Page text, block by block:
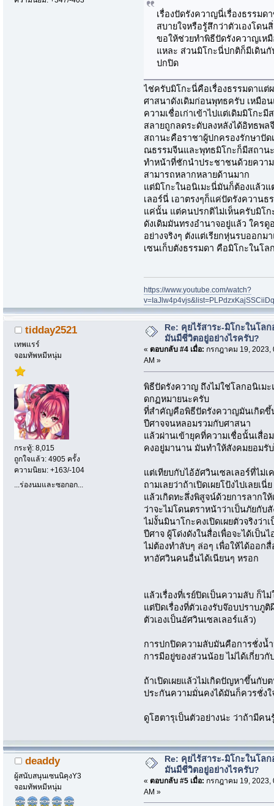
เรื่องปัดรังควาญนี่เรื่องธรรม
สบายใจหรือรู้สึกว่าตัวเองโดน
ขอให้ช่วยทำพิธีปัดรังควาญเห
แหละ ส่วนมิโกะนี่ปกติก็มีเดินกั
ปกปิด
ไช่ครับมิโกะนี่คือเรื่องธรรมดาแ
ศาสนาดังเดิมก่อนพุทธครับ เหมือ
ความเชื่อเก่าเข้าไปแต่เดิมมิโกะ
สลายถูกลดระดับลงหลังได้อิทธพ
สถานะคือราชาผู้ปกครองรักษาปัด
ณธรรมจีนและพุทธมิโกะก็มีสถาน
ทำหน้าที่ชักนำประชาชนด้วยควา
สามารถหลากหลายด้านมาก
แต่มิโกะในอนิเมะนี่มันก็ต้องแล้วแ
เลอร์นี่ เอาตรงๆก็แค่ปัดรังควานธ
แค่นั้น แต่คนปรกติไม่เห็นครับมิโก
ดังเดิมมันทรงอำนาจอยู่แล้ว ใคร
อย่างจริงๆ ตังแต่เรียกหุ่นรบออกม
เซนเก็บตังธรรมดา คือมิโกะในโ
https://www.youtube.com/watch?
tidday2521
เทพแรร์
จอมทัพหมีหนุ่ม
กระทู้: 8,015
ถูกใจแล้ว: 4905 ครั้ง
ความนิยม: +163/-104
...ร่องนมและซอกอก...
Re: คุยไร้สาระ-มิโกะในโลก
มันมีชีวิตอยู่อย่างไรครับ?
« ตอบกลับ #4 เมื่อ: กรกฎาคม 19, 2023,
AM »
พิธีปัดรังควาญ ถึงไม่ใช่โลกอนิเม
ดกฏหมายนะครับ
ที่สำคัญคือพิธีปัดรังควาญมันเกิดขึ้
ปีศาจจนหลอมรวมกับศาสนา
แล้วผ่านเข้ายุคที่ความเชื่อนั้นเสื่
คงอยู่มานาน มันทำให้สังคมยอมรั
แต่เทียบกับไอ้อัศวินเซลเลอร์ที่ไม่
ถามเลยว่าถ้าเปิดเผยโป้งไปเลยเ
แล้วเกิดทะลึ่งพิสูจน์ด้วยการลากใ
ว่าจะไม่โดนตราหน้าว่าเป็นภัยกับ
ไม่งั้นมินาโกะคงเปิดเผยตัวจริงว่
ปีศาจ ผู้โด่งดังในสื่อเพื่อจะได้เป็น
ไม่ต้องทำลับๆ ล่อๆ เพื่อให้ได้ออก
หาอัศวินคนอื่นได้เนียนๆ หรอก
แล้วเรื่องที่เรย์ปิดเป็นความลับ ก็ไ
แต่ปิดเรื่องที่ตัวเองรับจ๊อบปราบภู
ตัวเองเป็นอัศวินเซลเลอร์แล้ว)
การปกปิดความลับมันคือการชั่งน้
การมีอยู่ของส่วนน้อย ไม่ได้เกี่ยว
ถ้าเปิดเผยแล้วไม่เกิดปัญหาขึ้นกับ
ประกันความมั่นคงได้มันก็ควรชั่งใ
ดูโฮตารุเป็นตัวอย่างน่ะ ว่าถ้ามีค
deaddy
ผู้สนับสนุนเซนนิคุงY3
จอมทัพหมีหนุ่ม
Re: คุยไร้สาระ-มิโกะในโลก
มันมีชีวิตอยู่อย่างไรครับ?
« ตอบกลับ #5 เมื่อ: กรกฎาคม 19, 2023,
AM »